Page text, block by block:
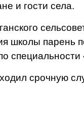
и гости села.
школы парень
срочную